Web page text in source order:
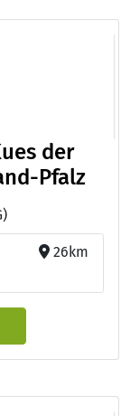
der
Pfalz
26km